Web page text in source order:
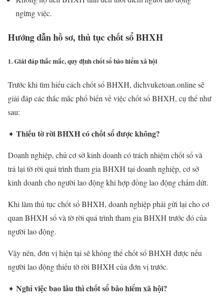
ngừng việc.
Hướng dẫn hồ sơ, thủ tục chốt sổ BHXH
1. Giải đáp thắc mắc, quy định chốt sổ bảo hiểm xã hội
Trước khi tìm hiểu cách chốt sổ BHXH, dichvuketoan.online sẽ
giải đáp các thắc mắc phổ biến về việc chốt sổ BHXH, cụ thể như
sau:
➧ Thiếu tờ rời BHXH có chốt sổ được không?
Doanh nghiệp, chủ cơ sở kinh doanh có trách nhiệm chốt sổ và
trả lại tờ rời quá trình tham gia BHXH tại doanh nghiệp, cơ sở
kinh doanh cho người lao động khi hợp đồng lao động chấm dứt.
Khi làm thủ tục chốt sổ BHXH, doanh nghiệp phải gửi lại cho cơ
quan BHXH sổ và tờ rời quá trình tham gia BHXH trước đó của
người lao động.
Vậy nên, đơn vị hiện tại sẽ không thể chốt sổ BHXH được nếu
người lao động thiếu tờ rời BHXH của đơn vị trước.
➧ Nghỉ việc bao lâu thì chốt sổ bảo hiểm xã hội?